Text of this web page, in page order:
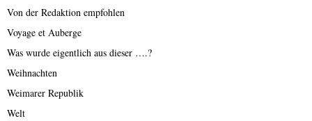
Von der Redaktion empfohlen
Voyage et Auberge
Was wurde eigentlich aus dieser ….?
Weihnachten
Weimarer Republik
Welt